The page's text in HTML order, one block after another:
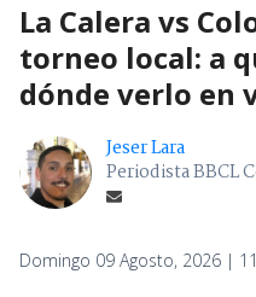
La Calera vs
torneo local: a
dónde verlo en
Jeser Lara
Periodista BBCL
Domingo 09 Agosto, 2026 |